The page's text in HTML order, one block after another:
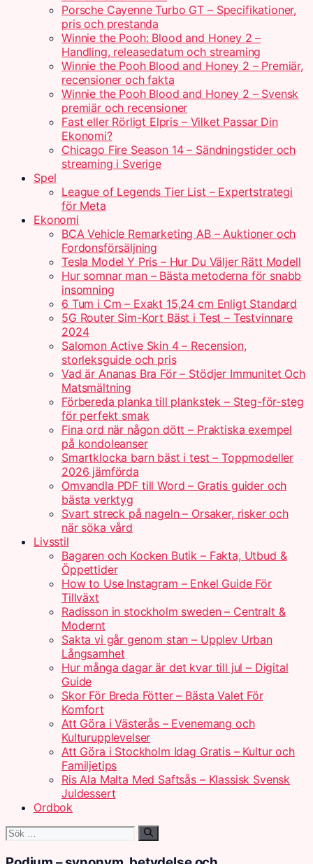
Porsche Cayenne Turbo GT – Specifikationer,
pris och prestanda
Winnie the Pooh: Blood and Honey 2 –
Handling, releasedatum och streaming
Winnie the Pooh Blood and Honey 2 – Premiär,
recensioner och fakta
Winnie the Pooh Blood and Honey 2 – Svensk
premiär och recensioner
Fast eller Rörligt Elpris – Vilket Passar Din
Ekonomi?
Chicago Fire Season 14 – Sändningstider och
streaming i Sverige
Spel
League of Legends Tier List – Expertstrategi
för Meta
Ekonomi
BCA Vehicle Remarketing AB – Auktioner och
Fordonsförsäljning
Tesla Model Y Pris – Hur Du Väljer Rätt Modell
Hur somnar man – Bästa metoderna för snabb
insomning
6 Tum i Cm – Exakt 15,24 cm Enligt Standard
5G Router Sim-Kort Bäst i Test – Testvinnare
2024
Salomon Active Skin 4 – Recension,
storleksguide och pris
Vad är Ananas Bra För – Stödjer Immunitet Och
Matsmältning
Förbereda planka till plankstek – Steg-för-steg
för perfekt smak
Fina ord när någon dött – Praktiska exempel
på kondoleanser
Smartklocka barn bäst i test – Toppmodeller
2026 jämförda
Omvandla PDF till Word – Gratis guider och
bästa verktyg
Svart streck på nageln – Orsaker, risker och
när söka vård
Livsstil
Bagaren och Kocken Butik – Fakta, Utbud &
Öppettider
How to Use Instagram – Enkel Guide För
Tillväxt
Radisson in stockholm sweden – Centralt &
Modernt
Sakta vi går genom stan – Upplev Urban
Långsamhet
Hur många dagar är det kvar till jul – Digital
Guide
Skor För Breda Fötter – Bästa Valet För
Komfort
Att Göra i Västerås – Evenemang och
Kulturupplevelser
Att Göra i Stockholm Idag Gratis – Kultur och
Familjetips
Ris Ala Malta Med Saftsås – Klassisk Svensk
Juldessert
Ordbok
Sök